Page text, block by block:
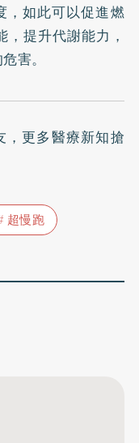
，如此可以促進燃
提升代謝能力，
害。
，更多醫療新知搶
超慢跑